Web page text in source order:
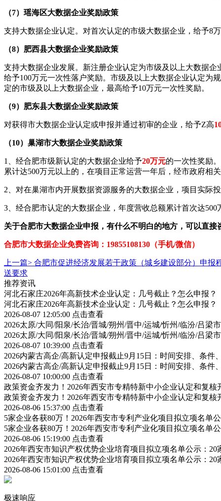
（7）瑶海区大数据企业奖励政策
支持大数据企业认定。对首次认定的市级大数据企业，给予8
（8）肥西县大数据企业奖励政策
支持大数据企业发展。新注册企业认定为市级及以上大数据
给予100万元一次性落户奖励。市级及以上大数据企业认定为
定的市级及以上大数据企业，最高给予10万元一次性奖励。
（9）肥东县大数据企业奖励政策
对获得市大数据企业认定或申报并通过初审的企业，给予Z高
（10）巢湖市大数据企业奖励政策
1、经合肥市级新认定的大数据企业给予20万元的一次性奖励
累计达500万元以上的，在项目正常运营一年后，经市政府相
2、对在巢湖市内开展数据资源服务的大数据企业，项目实际
3、经合肥市认定的大数据企业，年度营收总额累计首次达
关于合肥市大数据企业申报，有什么不明白的地方，可以直接
合肥市大数据企业免费咨询：19855108130（手机/微信）
上一篇> 合肥市促进经济发展若干政策（城乡建设部分）申报
送要求
推荐资讯
河北石家庄2026年高新技术企业认定：几号截止？怎么申报？
河北石家庄2026年高新技术企业认定：几号截止？怎么申报？
2026-08-07 12:05:00 点击查看
2026太原/大同/阳泉/长治/晋城/朔州/晋中/运城/忻州/临汾/吕梁
2026太原/大同/阳泉/长治/晋城/朔州/晋中/运城/忻州/临汾/吕梁
2026-08-07 10:39:00 点击查看
2026内蒙古高企/高新认定申报截止9月15日：时间安排、条件
2026内蒙古高企/高新认定申报截止9月15日：时间安排、条件
2026-08-07 10:00:00 点击查看
政策资金齐发力！2026年西安市专精特新中小企业认定和复
政策资金齐发力！2026年西安市专精特新中小企业认定和复
2026-08-06 15:37:00 点击查看
5家企业各获80万！2026年西安市专利产业化项目拟立项名单
5家企业各获80万！2026年西安市专利产业化项目拟立项名单
2026-08-06 15:19:00 点击查看
2026年西安市知识产权优势企业培育项目拟立项名单公示：
2026年西安市知识产权优势企业培育项目拟立项名单公示：
2026-08-06 15:01:00 点击查看
极速响应